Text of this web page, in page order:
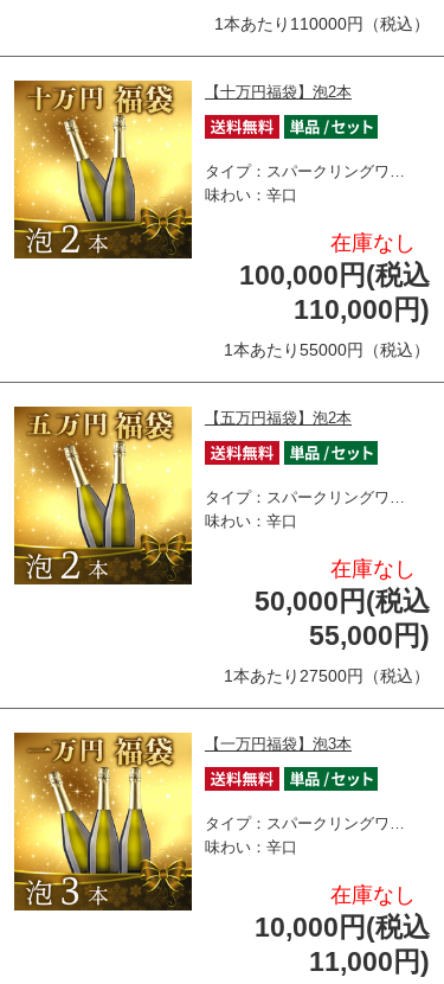
1本あたり110000円（税込）
【十万円福袋】泡2本
タイプ：スパークリングワ…
味わい：辛口
在庫なし
100,000円(税込
110,000円)
1本あたり55000円（税込）
【五万円福袋】泡2本
タイプ：スパークリングワ…
味わい：辛口
在庫なし
50,000円(税込
55,000円)
1本あたり27500円（税込）
【一万円福袋】泡3本
タイプ：スパークリングワ…
味わい：辛口
在庫なし
10,000円(税込
11,000円)